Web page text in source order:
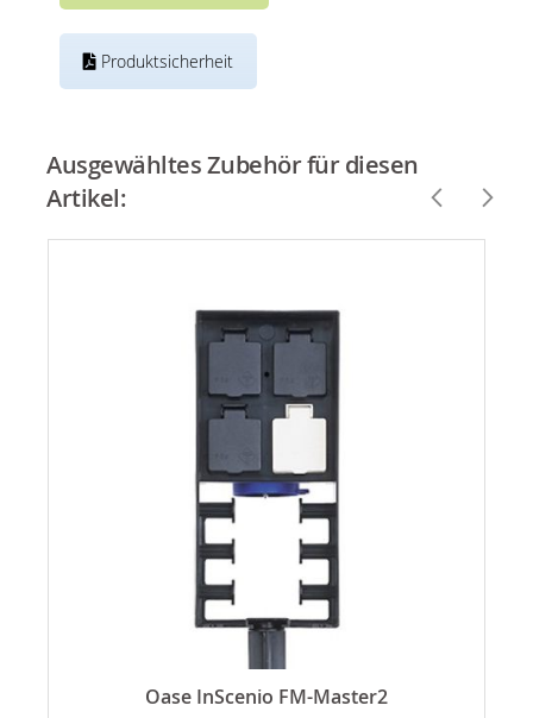
Produktsicherheit
Ausgewähltes Zubehör für diesen
Artikel:
Oase InScenio FM-Master2